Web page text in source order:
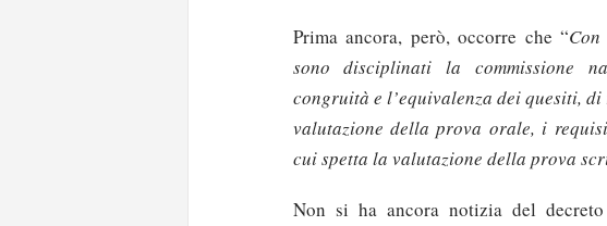
Prima ancora, però, occorre che “
sono disciplinati la commissione
congruità e l’equivalenza dei quesiti,
valutazione della prova orale, i
cui spetta la valutazione della prova
Non si ha ancora notizia del